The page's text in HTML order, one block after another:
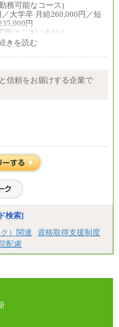
務可能なコース)
大学卒 月給260,000円／短
円
はございません
大学卒 月給250,000円／短
はございません
きを読む
信頼をお届けする企業で
検索]
）関連
資格取得支援制度
配慮